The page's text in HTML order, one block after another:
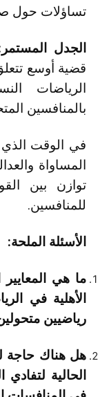
تساؤلات حول
الجدل
قضية أوسع
الرياضات
بالمنافسين
في الوقت الذي
المساواة
توازن بين
للمنافسين.
الأسئلة الملحة:
ما هي المعايير
الأهلية في
رياضيين
هل هناك حاجة
الحالية